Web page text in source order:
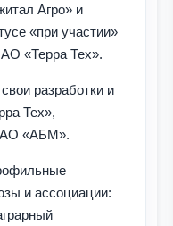
Агро» и
«при участии»
«Терра Тех».
разработки и
Тех»,
«АБМ».
и ассоциации: